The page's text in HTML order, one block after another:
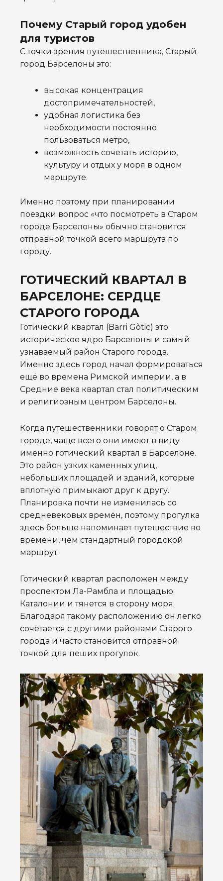
Почему Старый город удобен
для туристов
С точки зрения путешественника, Старый
город Барселоны это:
высокая концентрация
достопримечательностей,
удобная логистика без
необходимости постоянно
пользоваться метро,
возможность сочетать историю,
культуру и отдых у моря в одном
маршруте.
Именно поэтому при планировании
поездки вопрос «что посмотреть в Старом
городе Барселоны» обычно становится
отправной точкой всего маршрута по
городу.
ГОТИЧЕСКИЙ КВАРТАЛ В
БАРСЕЛОНЕ: СЕРДЦЕ
СТАРОГО ГОРОДА
Готический квартал (Barri Gòtic) это
историческое ядро Барселоны и самый
узнаваемый район Старого города.
Именно здесь город начал формироваться
ещё во времена Римской империи, а в
Средние века квартал стал политическим
и религиозным центром Барселоны.
Когда путешественники говорят о Старом
городе, чаще всего они имеют в виду
именно готический квартал в Барселоне.
Это район узких каменных улиц,
небольших площадей и зданий, которые
вплотную примыкают друг к другу.
Планировка почти не изменилась со
средневековых времён, поэтому прогулка
здесь больше напоминает путешествие во
времени, чем стандартный городской
маршрут.
Готический квартал расположен между
проспектом Ла-Рамбла и площадью
Каталонии и тянется в сторону моря.
Благодаря такому расположению он легко
сочетается с другими районами Старого
города и часто становится отправной
точкой для пеших прогулок.